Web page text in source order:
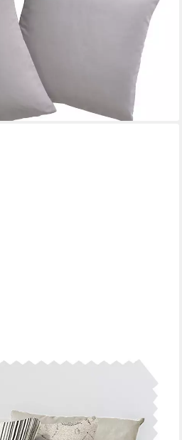
MALCHIN Kuschelweiche
Kuschelweich, Robust,